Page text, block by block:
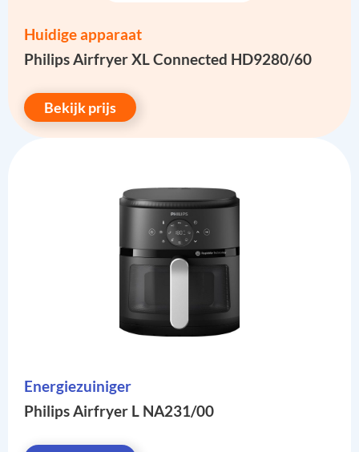
Huidige apparaat
Philips Airfryer XL Connected HD9280/60
Bekijk prijs
Energiezuiniger
Philips Airfryer L NA231/00